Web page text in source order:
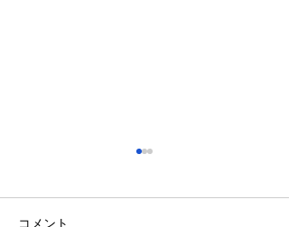
2026/08/27～2026/09/02
コメント